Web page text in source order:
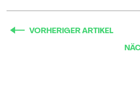
VORHERIGER ARTIKEL